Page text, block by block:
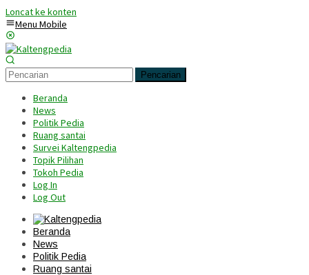
Loncat ke konten
Menu Mobile
Pencarian
Beranda
News
Politik Pedia
Ruang santai
Survei Kaltengpedia
Topik Pilihan
Tokoh Pedia
Log In
Log Out
Beranda
News
Politik Pedia
Ruang santai